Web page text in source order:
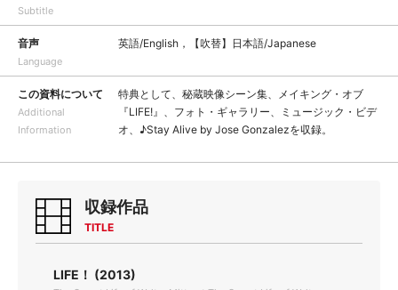
Subtitle
音声
Language
英語/English，【吹替】日本語/Japanese
この資料について
Additional
Information
特典として、秘蔵映像シーン集、メイキング・オブ
『LIFE!』、フォト・ギャラリー、ミュージック・ビデ
オ、♪Stay Alive by Jose Gonzalezを収録。
収録作品
TITLE
LIFE！ (2013)